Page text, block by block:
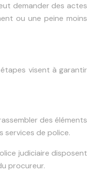
demander des actes
ou une peine moins
visent à garantir
des éléments
services de police.
judiciaire disposent
procureur.